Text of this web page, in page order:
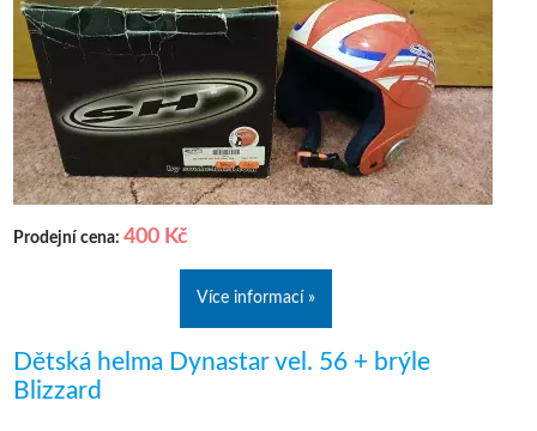
Prodejní cena: 400 Kč
Více informací »
Dětská helma Dynastar vel. 56 + brýle
Blizzard